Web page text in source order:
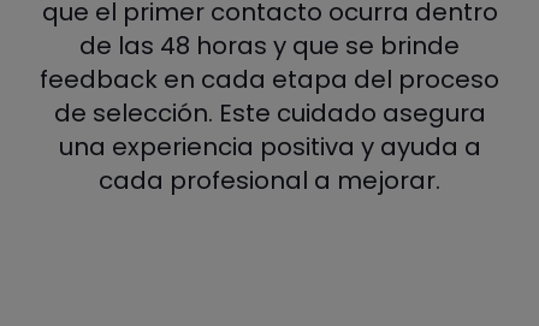
que el primer contacto ocurra dentro
de las 48 horas y que se brinde
feedback en cada etapa del proceso
de selección. Este cuidado asegura
una experiencia positiva y ayuda a
cada profesional a mejorar.